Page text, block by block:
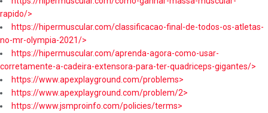
rapido/>
https://hipermuscular.com/classificacao-final-de-todos-os-atletas-
no-mr-olympia-2021/>
https://hipermuscular.com/aprenda-agora-como-usar-
corretamente-a-cadeira-extensora-para-ter-quadriceps-gigantes/>
https://www.apexplayground.com/problems>
https://www.apexplayground.com/problem/2>
https://www.jsmproinfo.com/policies/terms>